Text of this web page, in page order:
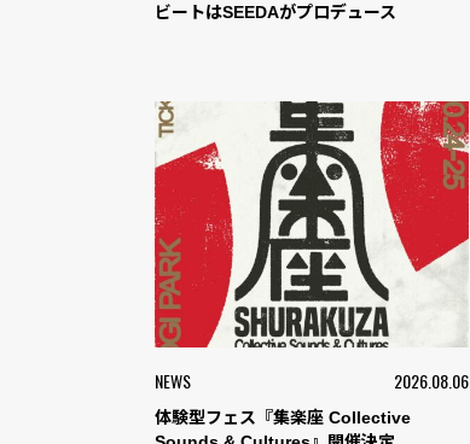
ビートはSEEDAがプロデュース
NEWS 2026.08.06
体験型フェス『集楽座 Collective